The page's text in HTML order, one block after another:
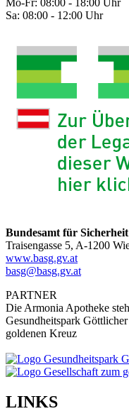
Mo-Fr: 08:00 - 18:00 Uhr
Sa: 08:00 - 12:00 Uhr
Bundesamt für
Traisengasse 5, A-1200
www.basg.gv.at
basg@basg.gv.at
PARTNER
Die Armonia Apotheke
Gesundheitspark
goldenen Kreuz
LINKS